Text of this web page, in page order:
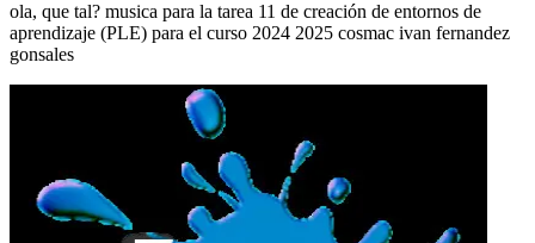
ola, que tal? musica para la tarea 11 de creación de entornos de
aprendizaje (PLE) para el curso 2024 2025 cosmac ivan fernandez
gonsales